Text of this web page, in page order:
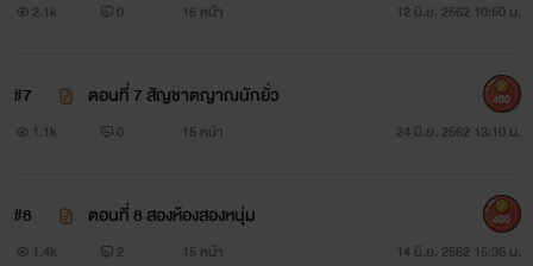
2.1k 0 16 หน้า 12 มิ.ย. 2562 10:50 น.
#7 ตอนที่ 7 สัญชาตญาณนักยั่ว
1.1k 0 15 หน้า 24 มิ.ย. 2562 13:10 น.
400
#8 ตอนที่ 8 สองห้องสองหนุ่ม
1.4k 2 15 หน้า 14 มิ.ย. 2562 15:36 น.
400